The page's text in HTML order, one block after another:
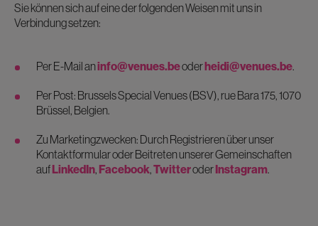
Sie können sich auf eine der folgenden Weisen mit uns in
Verbindung setzen:
Per E-Mail aninfo@venues.beoderheidi@venues.be.
Per Post: Brussels Special Venues (BSV), rue Bara 175, 1070
Brüssel, Belgien.
Zu Marketingzwecken: Durch Registrieren über unser
Kontaktformular oder Beitreten unserer Gemeinschaften
aufLinkedIn, Facebook,TwitteroderInstagram.